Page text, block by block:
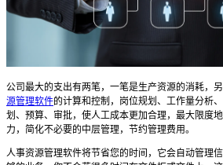
公司最大的支出有两笔，一笔是生产资源的消耗，
源管理软件的计算和控制，岗位规划、工作量分析
划、预算、审批，使人工成本更加合理，最大限度
力，简化不必要的中层管理，节约管理费用。
人事资源管理软件将节省您的时间，它会自动管理